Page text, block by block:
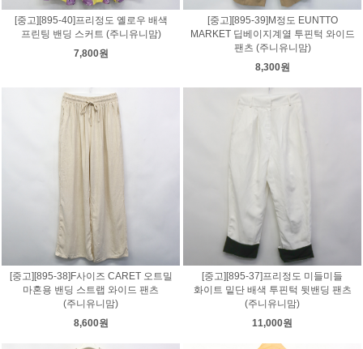
[중고][895-40]프리정도 옐로우 배색
프린팅 밴딩 스커트 (주니유니맘)
7,800원
[중고][895-39]M정도 EUNTTO
MARKET 딥베이지계열 투핀턱 와이드
팬츠 (주니유니맘)
8,300원
[중고][895-38]F사이즈 CARET 오트밀
마혼용 밴딩 스트랩 와이드 팬츠
(주니유니맘)
8,600원
[중고][895-37]프리정도 미들미들
화이트 밑단 배색 투핀턱 뒷밴딩 팬츠
(주니유니맘)
11,000원